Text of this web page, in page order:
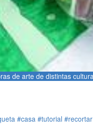
de arte de distintas
#casa #tutorial #recortar